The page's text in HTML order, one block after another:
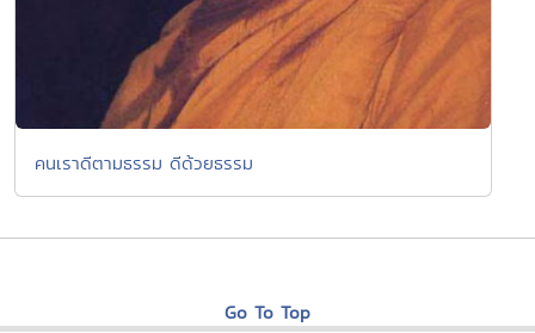
คนเราดีตามธรรม ดีด้วยธรรม
Go To Top